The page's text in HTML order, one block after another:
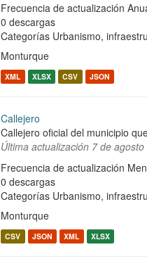
Frecuencia de actualización
0 descargas
Categorías Urbanismo,
Monturque
XML XLSX CSV JSON
Callejero
Callejero oficial del municipio
Última actualización 7 de
Frecuencia de actualización
0 descargas
Categorías Urbanismo,
Monturque
CSV JSON XML XLSX